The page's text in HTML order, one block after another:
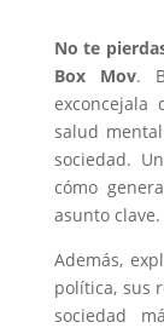
No te
Box Mov.
exconcejala
salud
sociedad.
cómo
asunto clave.
Además,
política, sus
sociedad